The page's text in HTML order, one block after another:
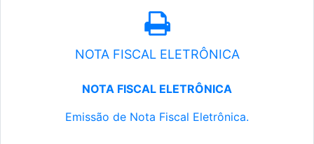
NOTA FISCAL ELETRÔNICA
NOTA FISCAL ELETRÔNICA
Emissão de Nota Fiscal Eletrônica.